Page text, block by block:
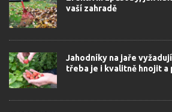
vaší zahradě
Jahodníky na jaře
třeba je i kvalitně hnojit